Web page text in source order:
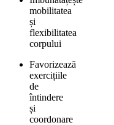
mobilitatea
și
flexibilitatea
corpului
Favorizează
exercițiile
de
întindere
și
coordonare